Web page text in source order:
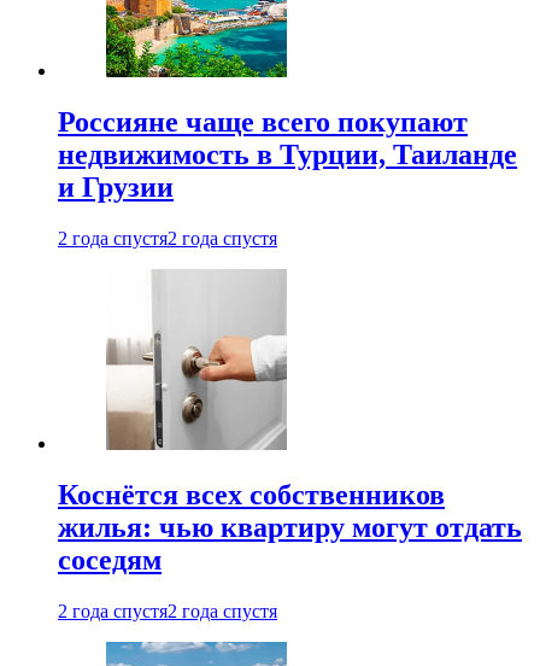
Россияне чаще всего покупают
недвижимость в Турции, Таиланде
и Грузии
2 года спустя2 года спустя
Коснётся всех собственников
жилья: чью квартиру могут отдать
соседям
2 года спустя2 года спустя